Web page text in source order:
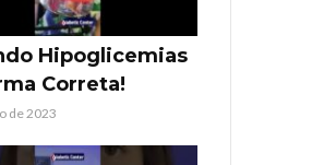
Hipoglicemias
Correta!
de 2023